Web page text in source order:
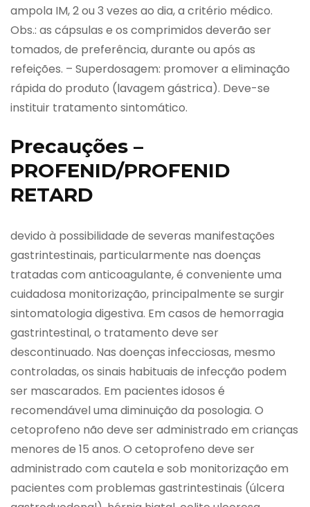
ampola IM, 2 ou 3 vezes ao dia, a critério médico.
Obs.: as cápsulas e os comprimidos deverão ser
tomados, de preferência, durante ou após as
refeições. – Superdosagem: promover a eliminação
rápida do produto (lavagem gástrica). Deve-se
instituir tratamento sintomático.
Precauções –
PROFENID/PROFENID
RETARD
devido à possibilidade de severas manifestações
gastrintestinais, particularmente nas doenças
tratadas com anticoagulante, é conveniente uma
cuidadosa monitorização, principalmente se surgir
sintomatologia digestiva. Em casos de hemorragia
gastrintestinal, o tratamento deve ser
descontinuado. Nas doenças infecciosas, mesmo
controladas, os sinais habituais de infecção podem
ser mascarados. Em pacientes idosos é
recomendável uma diminuição da posologia. O
cetoprofeno não deve ser administrado em crianças
menores de 15 anos. O cetoprofeno deve ser
administrado com cautela e sob monitorização em
pacientes com problemas gastrintestinais (úlcera